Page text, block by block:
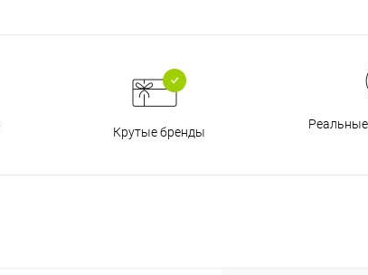
Крутые бренды
Реальные
Оплачивайте сегодня только
% картой любого банка
Получайте товарвыбранный способом